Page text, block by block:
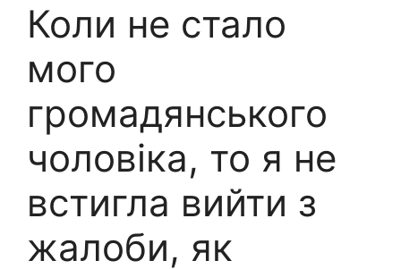
Коли не стало
мого
громадянського
чоловіка, то я не
встигла вийти з
жалоби, як